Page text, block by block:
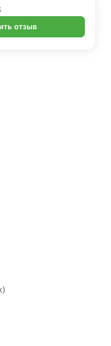
отзыв